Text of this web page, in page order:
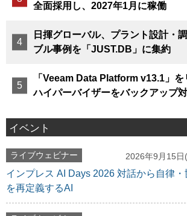
全面採用し、2027年1月に稼働
日揮グローバル、プラント設計・
ブル事例を「JUST.DB」に集約
「Veeam Data Platform v13.1」
ハイパーバイザーをバックアップ
イベント
ライブウェビナー 2026年9月15
インプレス AI Days 2026 対話から自律
を再定義するAI